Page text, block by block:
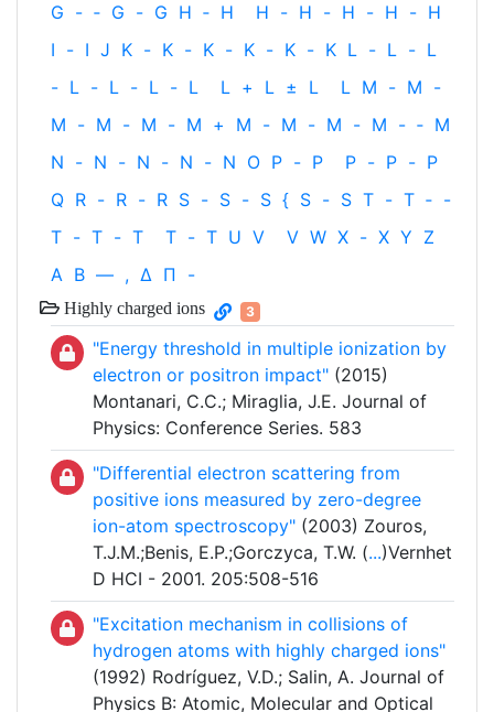
G - ‐ G - G H ‐ H H - H - H - H - H
I - I J K - K - K - K - K - K L - L - L
- L - L - L - L L + L ± L L M - M -
M - M - M - M + M - M - M - M - ‐ M
N - N - N - N - N O P - P P - P - P
Q R - R - R S - S - S { S - S T - T ‐ -
T - T - T T - T U V V W X - X Y Z
Α Β — , Δ Π -
Highly charged ions 3
"Energy threshold in multiple ionization by
electron or positron impact" (2015)
Montanari, C.C.; Miraglia, J.E. Journal of
Physics: Conference Series. 583
"Differential electron scattering from
positive ions measured by zero-degree
ion-atom spectroscopy" (2003) Zouros,
T.J.M.;Benis, E.P.;Gorczyca, T.W. (...)Vernhet
D HCI - 2001. 205:508-516
"Excitation mechanism in collisions of
hydrogen atoms with highly charged ions"
(1992) Rodríguez, V.D.; Salin, A. Journal of
Physics B: Atomic, Molecular and Optical